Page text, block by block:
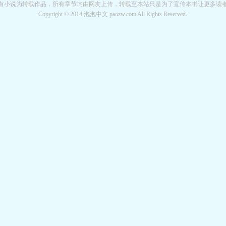
小说为转载作品，所有章节均由网友上传，转载至本站只是为了宣传本书让更多读
Copyright © 2014 泡泡中文 paozw.com All Rights Reserved.